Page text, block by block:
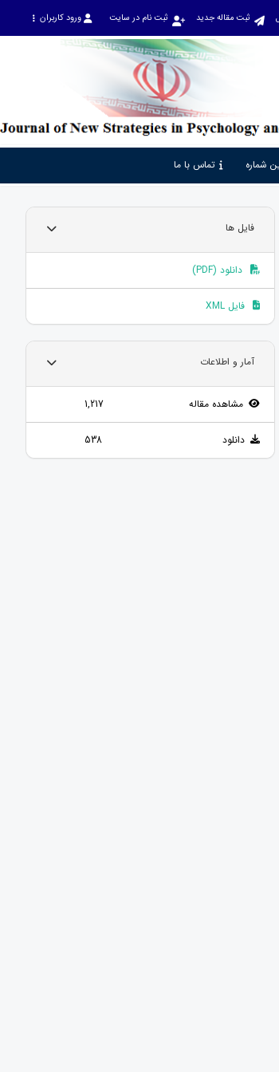
ثبت مقاله جدید ثبت نام در سایت ورود کاربران
شماره تماس با ما
فایل ها
دانلود (PDF)
فایل XML
آمار و اطلاعات
مشاهده مقاله 1,217
دانلود 538